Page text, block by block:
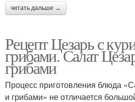
читать дальше →
Рецепт Цезарь с
грибами. Салат
грибами
Процесс приготовления блюда
и грибами» не отличается